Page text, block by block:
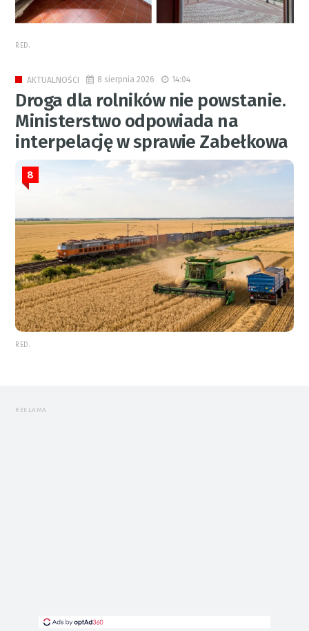
RED.
AKTUALNOŚCI 8 sierpnia 2026 14:04
Droga dla rolników nie powstanie.
Ministerstwo odpowiada na
interpelację w sprawie Zabełkowa
8
RED.
REKLAMA